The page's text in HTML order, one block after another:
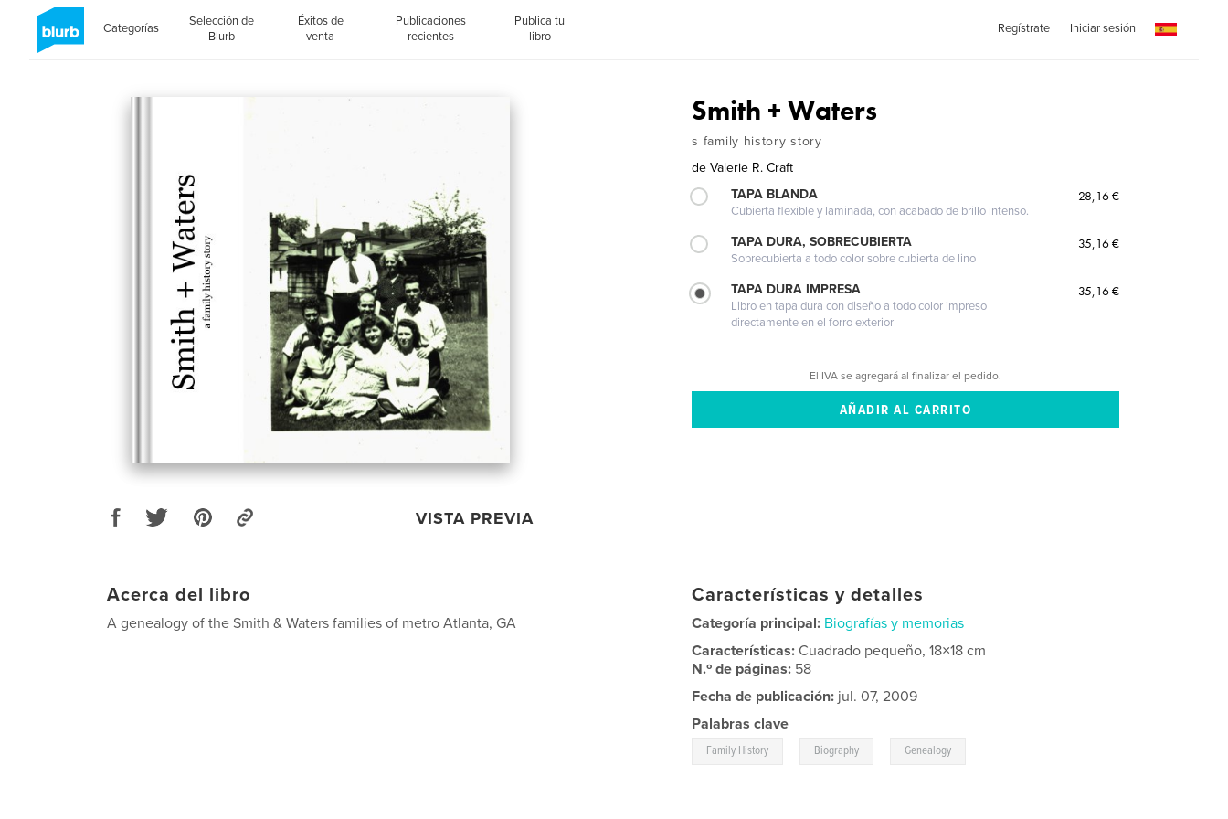
Categorías
Selección de
Blurb
Éxitos de
venta
Publicaciones
recientes
Publica tu
libro
Regístrate Iniciar sesión
VISTA PREVIA
Smith + Waters
s family history story
de Valerie R. Craft
TAPA BLANDA
Cubierta flexible y laminada, con acabado de brillo intenso.
28,16 €
TAPA DURA, SOBRECUBIERTA
Sobrecubierta a todo color sobre cubierta de lino
35,16 €
TAPA DURA IMPRESA
Libro en tapa dura con diseño a todo color impreso
directamente en el forro exterior
35,16 €
El IVA se agregará al finalizar el pedido.
Acerca del libro
A genealogy of the Smith & Waters families of metro Atlanta, GA
Características y detalles
Categoría principal: Biografías y memorias
Características:Cuadrado pequeño, 18×18 cm
N.º de páginas: 58
Fecha de publicación: jul. 07, 2009
Palabras clave
Family History Biography Genealogy